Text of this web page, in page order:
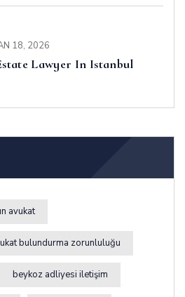
18, 2026
Lawyer In Istanbul
avukat
bulundurma zorunluluğu
beykoz adliyesi iletişim